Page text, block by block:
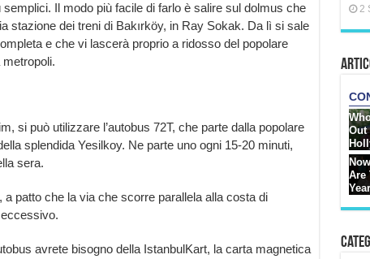
Il modo più facile di farlo è salire sul dolmus che
stazione dei treni di Bakırköy, in Ray Sokak. Da lì si sale
e che vi lascerà proprio a ridosso del popolare
si può utilizzare l’autobus 72T, che parte dalla popolare
splendida Yesilkoy. Ne parte uno ogni 15-20 minuti,
sera.
a patto che la via che scorre parallela alla costa di
avrete bisogno della IstanbulKart, la carta magnetica
2